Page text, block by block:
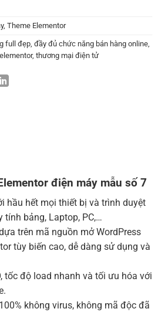
ở slider chính
bộ site theo yêu cầu
cho site Wordpress(+100,000 ₫)
để đăng web
năm)(+700,000 ₫)
năm)(+1,000,000 ₫)
năm)
(+1,200,000 ₫)
, Theme Elementor
full đẹp, đầy đủ chức năng bán hàng online,
elementor, thương mại điện tử
điện máy mẫu số 7
hầu hết mọi thiết bị và trình duyệt
bảng, Laptop, PC,…
trên mã nguồn mở WordPress
tùy biến cao, dễ dàng sử dụng và
tốc độ load nhanh và tối ưu hóa với
không virus, không mã độc đã